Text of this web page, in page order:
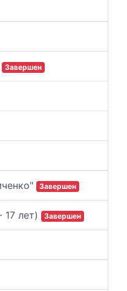
Завершен
Завершен
лет) Завершен